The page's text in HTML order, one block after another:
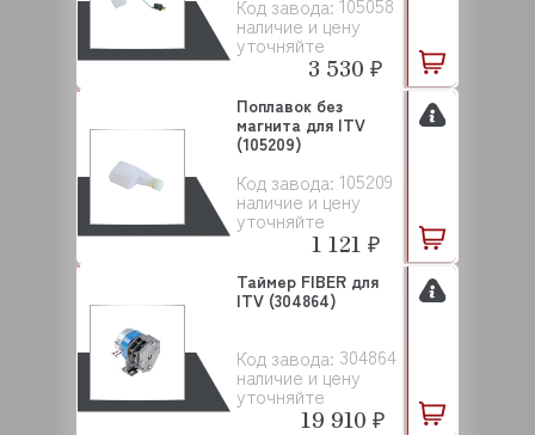
Код завода:
наличие и цену
уточняйте
3 530 ₽
Код завода: 105209
наличие и цену
уточняйте
Поплавок без
магнита для ITV
(105209)
1 121 ₽
Код завода: 304864
наличие и цену
уточняйте
Таймер FIBER для
ITV (304864)
19 910 ₽